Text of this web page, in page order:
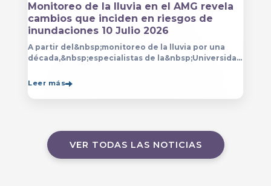
Monitoreo de la lluvia en el AMG revela
cambios que inciden en riesgos de
inundaciones 10 Julio 2026
A partir del&nbsp;monitoreo de la lluvia por una
década,&nbsp;especialistas de la&nbsp;Universidad
Leer más
VER TODAS LAS NOTICIAS